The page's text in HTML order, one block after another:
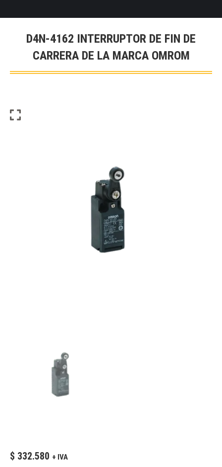
D4N-4162 INTERRUPTOR DE FIN DE
CARRERA DE LA MARCA OMROM
$ 332.580 + IVA